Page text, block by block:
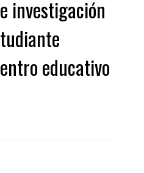
investigación
educativo